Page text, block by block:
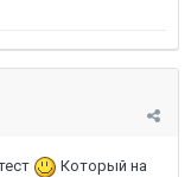
Который на